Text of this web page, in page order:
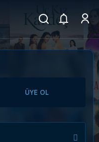
ÜYE OL